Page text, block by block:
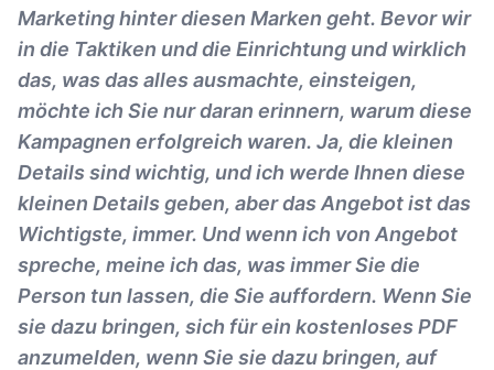
Marketing hinter diesen Marken geht. Bevor wir
in die Taktiken und die Einrichtung und wirklich
das, was das alles ausmachte, einsteigen,
möchte ich Sie nur daran erinnern, warum diese
Kampagnen erfolgreich waren. Ja, die kleinen
Details sind wichtig, und ich werde Ihnen diese
kleinen Details geben, aber das Angebot ist das
Wichtigste, immer. Und wenn ich von Angebot
spreche, meine ich das, was immer Sie die
Person tun lassen, die Sie auffordern. Wenn Sie
sie dazu bringen, sich für ein kostenloses PDF
anzumelden, wenn Sie sie dazu bringen, auf